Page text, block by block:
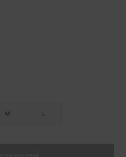
M L